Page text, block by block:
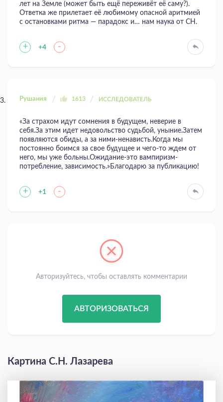
лет на Земле (может быть ещё переживёт её саму?).
Ответка же прилетает её любимому опасной аритмией
с остановками ритма — парадокс и… нам наука от СН.
+ +4 -
Рушания 1613 ИССЛЕДОВАТЕЛЬ
«За страхом идут сомнения в будущем, неверие в
себя.За этим идет недовольство судьбой, уныние.Затем
появляются обиды, а за ними-ненависть.Когда мы
постоянно боимся за свое будущее и чего-то ждем от
него, мы уже больны.Ожидание-это вампиризм-
потребление, зависимость.»Благодарю за публикацию!
+ +1 -
Авторизуйтесь, чтобы оставлять комментарии
АВТОРИЗОВАТЬСЯ
Картина С.Н. Лазарева